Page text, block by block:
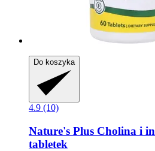
Do koszyka
4.9 (10)
Nature's Plus Cholina i
tabletek